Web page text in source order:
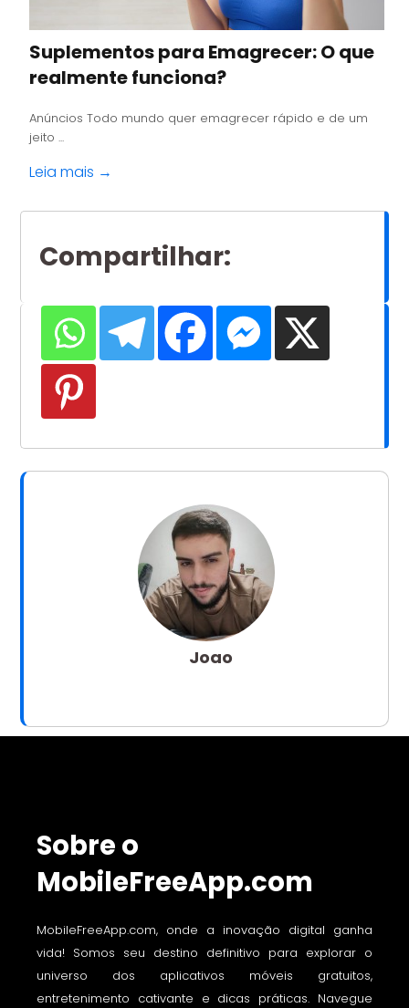
Suplementos para Emagrecer: O que
realmente funciona?
Anúncios Todo mundo quer emagrecer rápido e de um
jeito ...
Leia mais →
Compartilhar:
Joao
Sobre o
MobileFreeApp.com
MobileFreeApp.com, onde a inovação digital ganha
vida! Somos seu destino definitivo para explorar o
universo dos aplicativos móveis gratuitos,
entretenimento cativante e dicas práticas. Navegue